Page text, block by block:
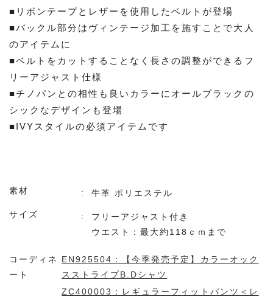
■リボンテープとレザーを使用したベルトが登場
■バックル部分はヴィンテージ加工を施すことで大人
のアイテムに
■ベルトをカットすることなく長さの調整ができるフ
リーアジャスト仕様
■チノパンとの相性も良いカラーにオールブラックの
シックなデザインも登場
■IVYスタイルの必須アイテムです
素材 牛革 ポリエステル
サイズ
フリーアジャスト付き
ウエスト：最大約118ｃｍまで
コーディネ
ート
EN925504：【今季発売予定】カラーオック
スストライプB.Dシャツ
ZC400003：レギュラーフィットパンツ＜レ